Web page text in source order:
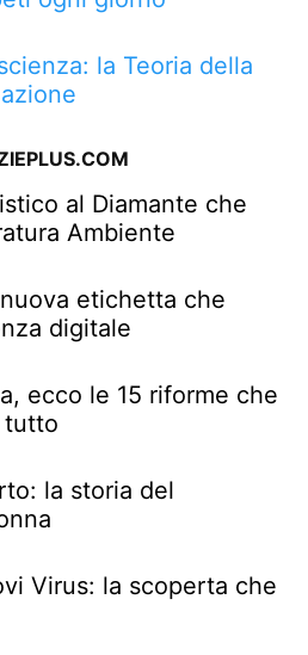
la Teoria della
al Diamante che
Ambiente
etichetta che
digitale
ecco le 15 riforme che
tutto
la storia del
Virus: la scoperta che